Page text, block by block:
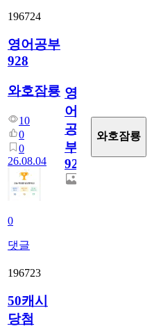
196724
영어공부
928
와호잠룡
10
0
0
26.08.04
0
댓글
영
어
공
부
928
와호잠룡
196723
50캐시
당첨